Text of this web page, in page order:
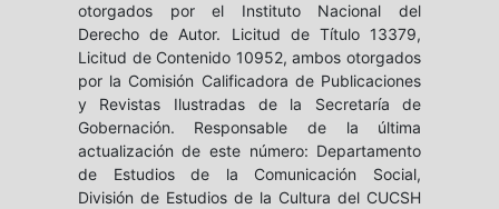
otorgados por el Instituto Nacional del
Derecho de Autor. Licitud de Título 13379,
Licitud de Contenido 10952, ambos otorgados
por la Comisión Calificadora de Publicaciones
y Revistas Ilustradas de la Secretaría de
Gobernación. Responsable de la última
actualización de este número: Departamento
de Estudios de la Comunicación Social,
División de Estudios de la Cultura del CUCSH